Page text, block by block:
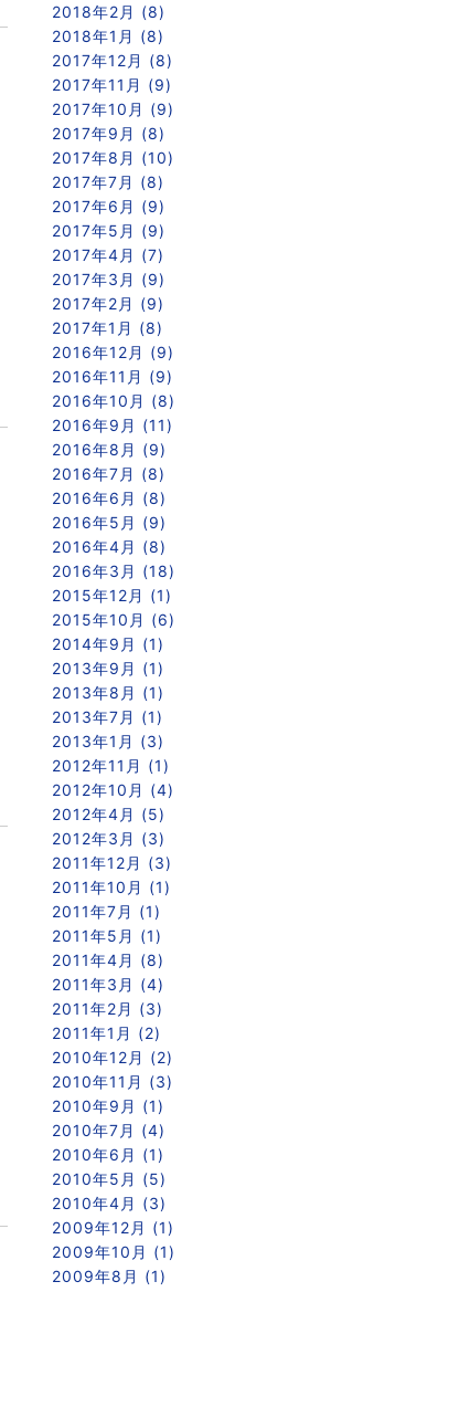
2018年2月 (8)
2018年1月 (8)
2017年12月 (8)
2017年11月 (9)
2017年10月 (9)
2017年9月 (8)
2017年8月 (10)
2017年7月 (8)
2017年6月 (9)
2017年5月 (9)
2017年4月 (7)
2017年3月 (9)
2017年2月 (9)
2017年1月 (8)
2016年12月 (9)
2016年11月 (9)
2016年10月 (8)
2016年9月 (11)
2016年8月 (9)
2016年7月 (8)
2016年6月 (8)
2016年5月 (9)
2016年4月 (8)
2016年3月 (18)
2015年12月 (1)
2015年10月 (6)
2014年9月 (1)
2013年9月 (1)
2013年8月 (1)
2013年7月 (1)
2013年1月 (3)
2012年11月 (1)
2012年10月 (4)
2012年4月 (5)
2012年3月 (3)
2011年12月 (3)
2011年10月 (1)
2011年7月 (1)
2011年5月 (1)
2011年4月 (8)
2011年3月 (4)
2011年2月 (3)
2011年1月 (2)
2010年12月 (2)
2010年11月 (3)
2010年9月 (1)
2010年7月 (4)
2010年6月 (1)
2010年5月 (5)
2010年4月 (3)
2009年12月 (1)
2009年10月 (1)
2009年8月 (1)